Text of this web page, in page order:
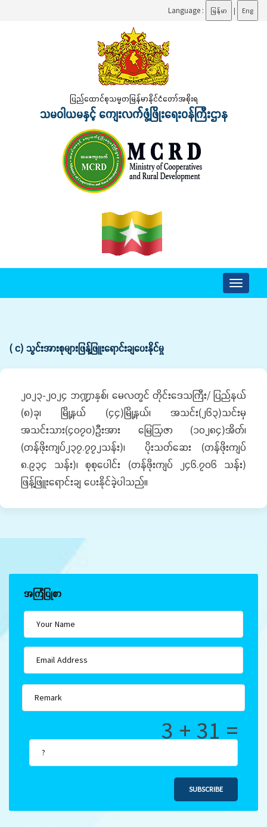
Language : မြန်မာ | Eng
ပြည်ထောင်စုသမ္မတမြန်မာနိုင်ငံတော်အစိုးရ
သမဝါယမနှင့် ကျေးလက်ဖွံ့ဖြိုးရေးဝန်ကြီးဌာန
Toggle
( င) သွင်းအားစုများဖြန့်ဖြူးရောင်းချပေးနိုင်မှု
၂၀၂၃-၂၀၂၄ ဘဏ္ဍာနှစ်၊ မေလတွင် တိုင်းဒေသကြီး/ ပြည်နယ်
(၈)ခု၊ မြို့နယ် (၄၄)မြို့နယ်၊ အသင်း(၂၆၃)သင်းမှ
အသင်းသား(၄၀၇၀)ဦးအား မြေဩဇာ (၁၀၂၈၄)အိတ်၊
(တန်ဖိုးကျပ်၂၃၇.၇၇၂သန်း)၊ ပိုးသတ်ဆေး (တန်ဖိုးကျပ်
၈.၉၃၄ သန်း)၊ စုစုပေါင်း (တန်ဖိုးကျပ် ၂၄၆.၇၀၆ သန်း)
ဖြန့်ဖြူးရောင်းချ ပေးနိုင်ခဲ့ပါသည်။
အကြံပြုစာ
3 + 31 =
SUBSCRIBE